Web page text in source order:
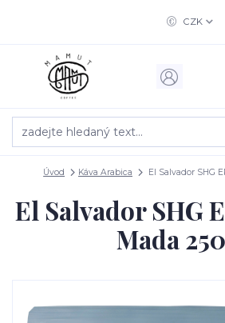
CZK
Úvod Káva Arabica El Salvador SHG
El Salvador SHG
Mada